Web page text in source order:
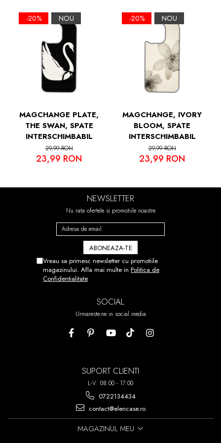
si a Camerelor
-20% NOU
MAGCHANGE PLATE,
THE SWAN, SPATE
INTERSCHIMBABIL
29,99 RON
23,99 RON
-20% NOU
MAGCHANGE, IVORY
BLOOM, SPATE
INTERSCHIMBABIL
29,99 RON
23,99 RON
NEWSLETTER
Nu rata ofertele si promotiile noastre
Vreau sa primesc newsletter cu promotiile
magazinului. Afla mai multe in Politica de
Confidentialitate
SOCIAL
Urmareste-ne in social media
SUPORT CLIENTI
L-V: 08:00 - 17:00
0722134434
contact@elencase.ro
MAGAZINUL MEU